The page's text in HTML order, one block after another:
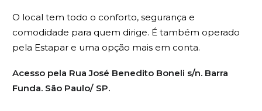
O local tem todo o conforto, segurança e
comodidade para quem dirige. É também operado
pela Estapar e uma opção mais em conta.
Acesso pela Rua José Benedito Boneli s/n. Barra
Funda. São Paulo/ SP.